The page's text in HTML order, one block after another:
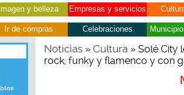
Imagen y belleza Empresas y servicios
Ir de compras Celebraciones
Noticias» Cultura» Solé City
rock, funky y flamenco y con